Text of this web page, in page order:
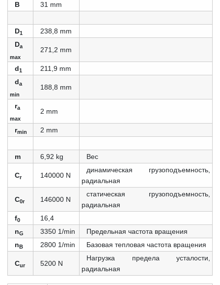
B
31 mm
D1
238,8 mm
Da
max
271,2 mm
d1
211,9 mm
da
min
188,8 mm
ra
max
2 mm
rmin 2 mm
m 6,92 kg Вес
Cr 140000 N
динамическая грузоподъемность,
радиальная
C0r 146000 N
статическая грузоподъемность,
радиальная
f0
16,4
nG 3350 1/min
Предельная частота вращения
nB 2800 1/min Базовая тепловая частота вращения
Cur 5200 N
Нагрузка предела усталости,
радиальная